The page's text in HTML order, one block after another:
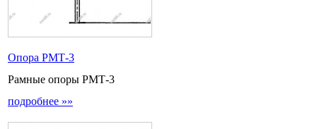
Опора РМТ-3
Рамные опоры РМТ-3
подробнее »»